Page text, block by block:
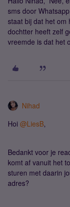
sms door
staat bij dat het om
dochtter heeft zelf
vreemde is dat het
Nihad
Hoi @LiesB,
Bedankt voor je
komt af vanuit het
sturen met daarin
adres?